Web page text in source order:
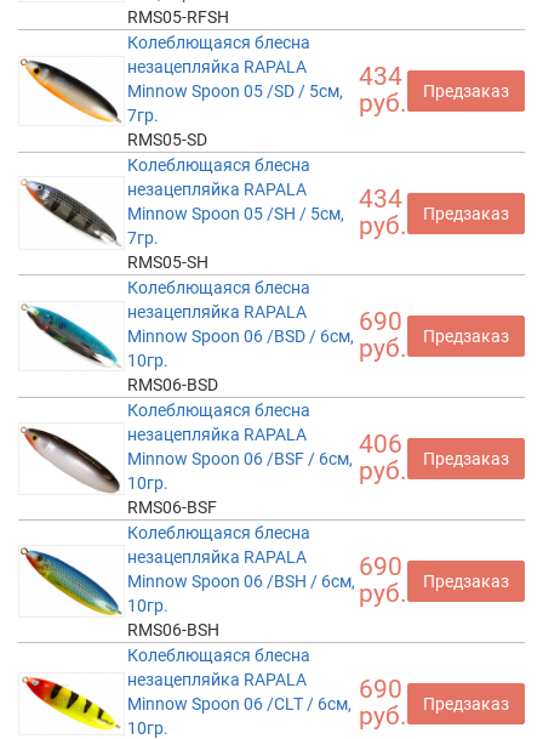
RMS05-RFSH
Колеблющаяся блесна
незацепляйка RAPALA
Minnow Spoon 05 /SD / 5см,
7гр.
RMS05-SD
434
руб.
Предзаказ
Колеблющаяся блесна
незацепляйка RAPALA
Minnow Spoon 05 /SH / 5см,
7гр.
RMS05-SH
434
руб.
Предзаказ
Колеблющаяся блесна
незацепляйка RAPALA
Minnow Spoon 06 /BSD / 6см,
10гр.
RMS06-BSD
690
руб.
Предзаказ
Колеблющаяся блесна
незацепляйка RAPALA
Minnow Spoon 06 /BSF / 6см,
10гр.
RMS06-BSF
406
руб.
Предзаказ
Колеблющаяся блесна
незацепляйка RAPALA
Minnow Spoon 06 /BSH / 6см,
10гр.
RMS06-BSH
690
руб.
Предзаказ
Колеблющаяся блесна
незацепляйка RAPALA
Minnow Spoon 06 /CLT / 6см,
10гр.
690
руб.
Предзаказ